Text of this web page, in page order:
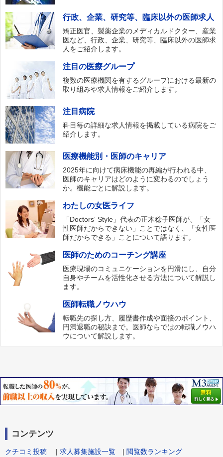
行政、企業、研究等、臨床以外の医師求人
矯正医官、製薬企業のメディカルドクター、産業
医など、行政、企業、研究等、臨床以外の医師求
人をご紹介します。
注目の医療グループ
複数の医療機関を有するグループにおける最新の
取り組みや求人情報をご紹介します。
注目病院
科目毎の詳細な求人情報を掲載している病院をご
紹介します。
医療機能別・医師のキャリア
2025年に向けて病床機能の再編が行われる中、
医師のキャリアはどのように変わるのでしょう
か。機能ごとに解説します。
わたしの女医ライフ
「Doctors‘ Style」代表の正木稔子医師が、「女
性医師だからできない」ことではなく、「女性医
師だからできる」ことについて語ります。
医師のためのコーチング講座
医療現場のコミュニケーションを円滑にし、自分
自身やチームを活性化させる方法について解説し
ます。
医師転職ノウハウ
転職先の探し方、履歴書作成や面接のポイント、
円満退職の秘訣まで。医師ならではの転職ノウハ
ウについて解説します。
コンテンツ
クチコミ投稿 | 求人募集施設一覧 | 閲覧数ランキング